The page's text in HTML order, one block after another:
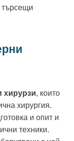
търсещи
хирурзи, които
хирургия.
и опит и
техники.